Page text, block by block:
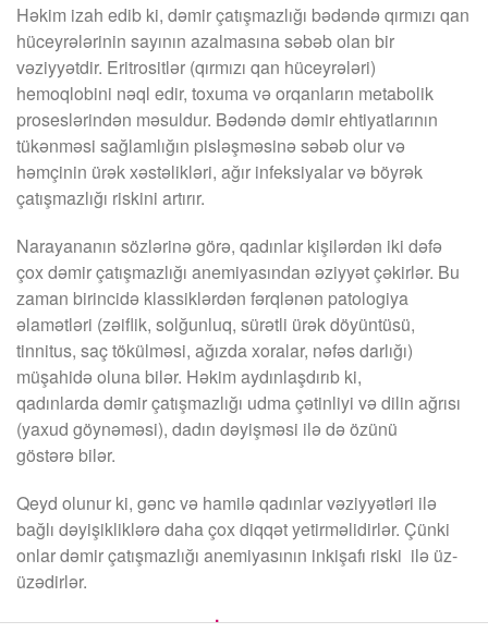
Həkim izah edib ki, dəmir çatışmazlığı bədəndə qırmızı qan
hüceyrələrinin sayının azalmasına səbəb olan bir
vəziyyətdir. Eritrositlər (qırmızı qan hüceyrələri)
hemoqlobini nəql edir, toxuma və orqanların metabolik
proseslərindən məsuldur. Bədəndə dəmir ehtiyatlarının
tükənməsi sağlamlığın pisləşməsinə səbəb olur və
həmçinin ürək xəstəlikləri, ağır infeksiyalar və böyrək
çatışmazlığı riskini artırır.
Narayananın sözlərinə görə, qadınlar kişilərdən iki dəfə
çox dəmir çatışmazlığı anemiyasından əziyyət çəkirlər. Bu
zaman birincidə klassiklərdən fərqlənən patologiya
əlamətləri (zəiflik, solğunluq, sürətli ürək döyüntüsü,
tinnitus, saç tökülməsi, ağızda xoralar, nəfəs darlığı)
müşahidə oluna bilər. Həkim aydınlaşdırıb ki,
qadınlarda dəmir çatışmazlığı udma çətinliyi və dilin ağrısı
(yaxud göynəməsi), dadın dəyişməsi ilə də özünü
göstərə bilər.
Qeyd olunur ki, gənc və hamilə qadınlar vəziyyətləri ilə
bağlı dəyişikliklərə daha çox diqqət yetirməlidirlər. Çünki
onlar dəmir çatışmazlığı anemiyasının inkişafı riski ilə üz-
üzədirlər.